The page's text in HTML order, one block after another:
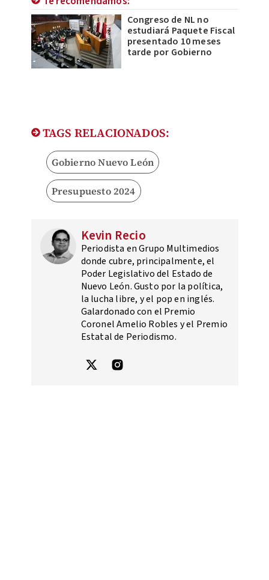
Congreso de NL no
estudiará Paquete Fiscal
presentado 10 meses
tarde por Gobierno
TAGS RELACIONADOS:
Gobierno Nuevo León
Presupuesto 2024
Kevin Recio
Periodista en Grupo Multimedios
donde cubre, principalmente, el
Poder Legislativo del Estado de
Nuevo León. Gusto por la política,
la lucha libre, y el pop en inglés.
Galardonado con el Premio
Coronel Amelio Robles y el Premio
Estatal de Periodismo.